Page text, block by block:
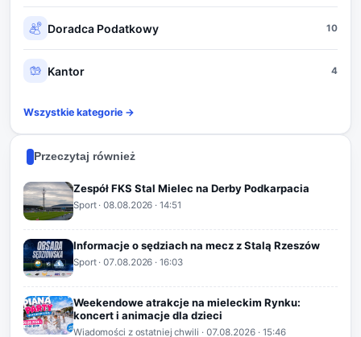
Doradca Podatkowy 10
Kantor 4
Wszystkie kategorie →
Przeczytaj również
Zespół FKS Stal Mielec na Derby Podkarpacia
Sport·08.08.2026 · 14:51
Informacje o sędziach na mecz z Stalą Rzeszów
Sport·07.08.2026 · 16:03
Weekendowe atrakcje na mieleckim Rynku:
koncert i animacje dla dzieci
Wiadomości z ostatniej chwili · 07.08.2026· 15:46